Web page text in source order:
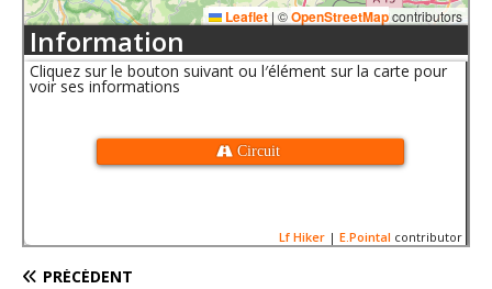
Leaflet | ©OpenStreetMapcontributors
 Circuit
Information
Cliquez sur le bouton suivant ou l′élément sur la carte pour
voir ses informations
Lf Hiker | E.Pointal contributor
PRÉCÉDENT